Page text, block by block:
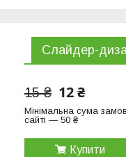
Слайдер-
15 ₴ 12 ₴
Мінімальна сума
сайті — 50 ₴
Купити